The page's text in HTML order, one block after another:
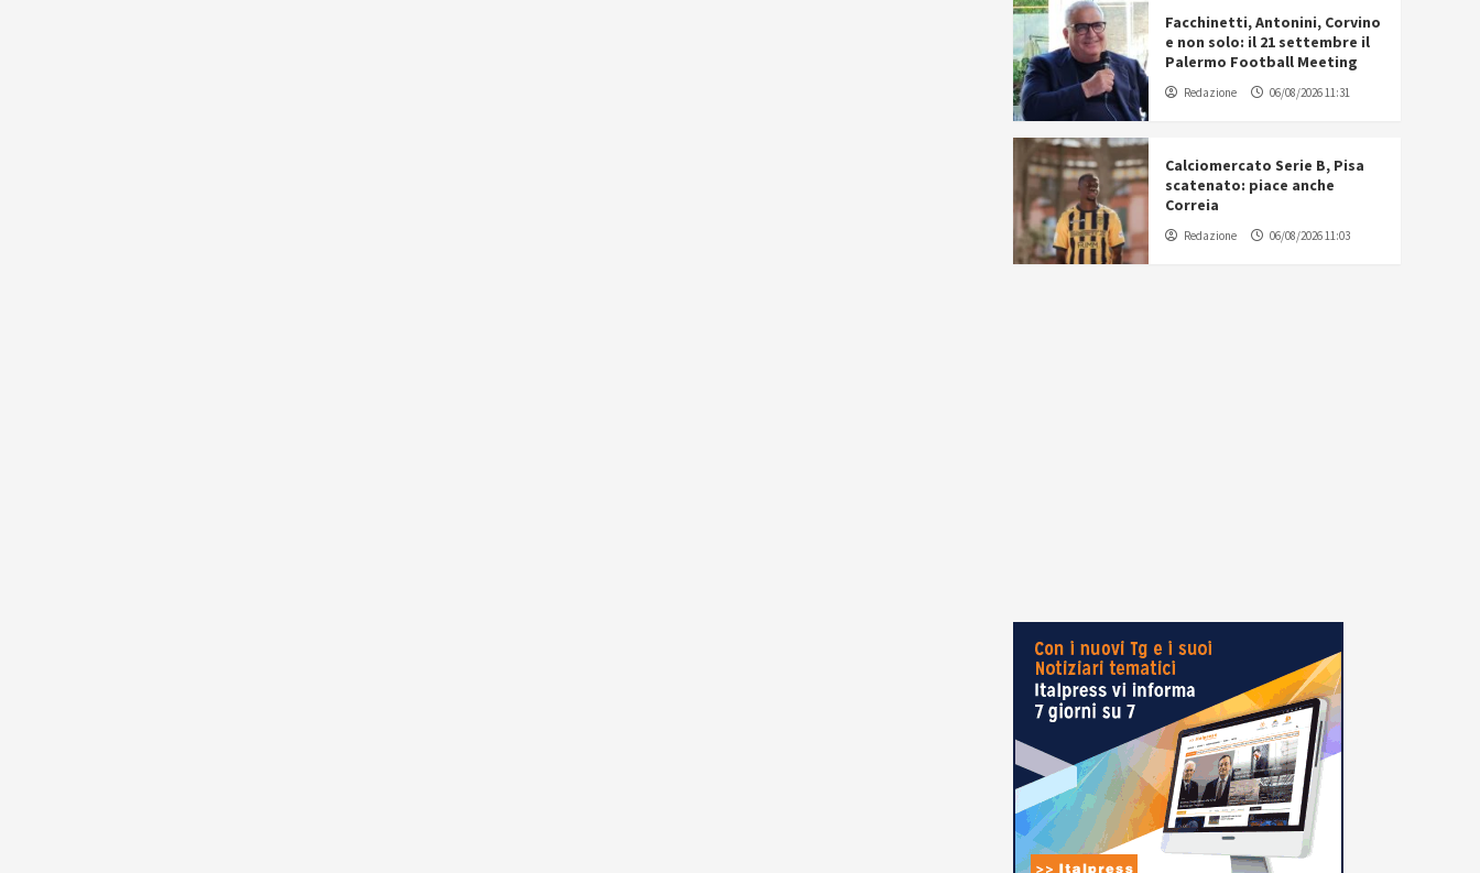
Facchinetti, Antonini, Corvino
e non solo: il 21 settembre il
Palermo Football Meeting
Redazione 06/08/2026 11:31
Calciomercato Serie B, Pisa
scatenato: piace anche
Correia
Redazione 06/08/2026 11:03